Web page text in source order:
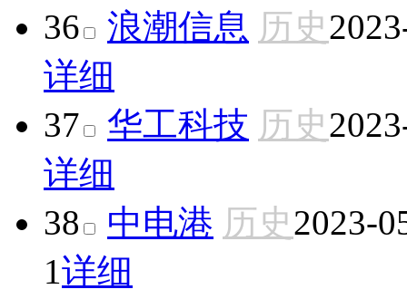
36 浪潮信息 历史
详细
37
华工科技 历史
详细
38
中电港 历史2023-
1详细